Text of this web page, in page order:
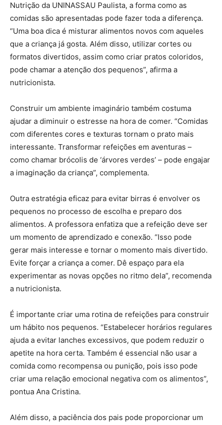
Nutrição da UNINASSAU Paulista, a forma como as
comidas são apresentadas pode fazer toda a diferença.
“Uma boa dica é misturar alimentos novos com aqueles
que a criança já gosta. Além disso, utilizar cortes ou
formatos divertidos, assim como criar pratos coloridos,
pode chamar a atenção dos pequenos”, afirma a
nutricionista.
Construir um ambiente imaginário também costuma
ajudar a diminuir o estresse na hora de comer. “Comidas
com diferentes cores e texturas tornam o prato mais
interessante. Transformar refeições em aventuras –
como chamar brócolis de ‘árvores verdes’ – pode engajar
a imaginação da criança”, complementa.
Outra estratégia eficaz para evitar birras é envolver os
pequenos no processo de escolha e preparo dos
alimentos. A professora enfatiza que a refeição deve ser
um momento de aprendizado e conexão. “Isso pode
gerar mais interesse e tornar o momento mais divertido.
Evite forçar a criança a comer. Dê espaço para ela
experimentar as novas opções no ritmo dela”, recomenda
a nutricionista.
É importante criar uma rotina de refeições para construir
um hábito nos pequenos. “Estabelecer horários regulares
ajuda a evitar lanches excessivos, que podem reduzir o
apetite na hora certa. Também é essencial não usar a
comida como recompensa ou punição, pois isso pode
criar uma relação emocional negativa com os alimentos”,
pontua Ana Cristina.
Além disso, a paciência dos pais pode proporcionar um